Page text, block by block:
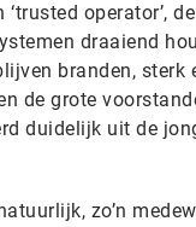
operator’,
draaiend
branden, sterk
de grote
duidelijk uit de
zo’n